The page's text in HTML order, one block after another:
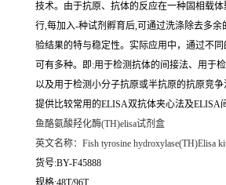
技术。由于抗原、抗体的反应在一种固相载
行,每加入-种试剂孵育后,可通过洗涤除去多
验结果的特与稳定性。实际应用中，通过不
可有多种。即:用于检测抗体的间接法、用于
以及用于检测小分子抗原或半抗原的抗原竞
提供比较常用的ELISA双抗体夹心法及ELISA
鱼酪氨酸羟化酶(TH)elisa试剂盒
英文名称： Fish tyrosine hydroxylase(TH)Elisa
货号:BY-F45888